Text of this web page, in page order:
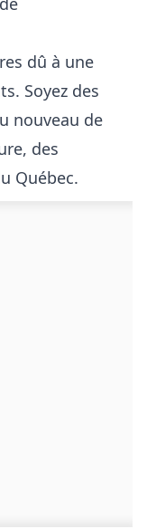
dû à une
Soyez des
nouveau de
des
Québec.